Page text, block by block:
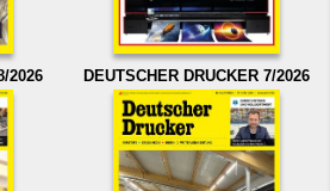
2026 DEUTSCHER DRUCKER 7/2026